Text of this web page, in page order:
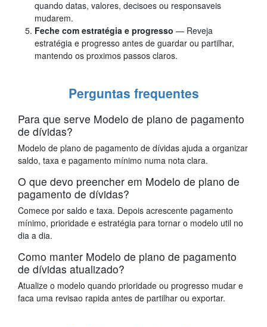
quando datas, valores, decisoes ou responsaveis
mudarem.
Feche com estratégia e progresso — Reveja
estratégia e progresso antes de guardar ou partilhar,
mantendo os proximos passos claros.
Perguntas frequentes
Para que serve Modelo de plano de pagamento
de dívidas?
Modelo de plano de pagamento de dívidas ajuda a organizar
saldo, taxa e pagamento mínimo numa nota clara.
O que devo preencher em Modelo de plano de
pagamento de dívidas?
Comece por saldo e taxa. Depois acrescente pagamento
mínimo, prioridade e estratégia para tornar o modelo util no
dia a dia.
Como manter Modelo de plano de pagamento
de dívidas atualizado?
Atualize o modelo quando prioridade ou progresso mudar e
faca uma revisao rapida antes de partilhar ou exportar.